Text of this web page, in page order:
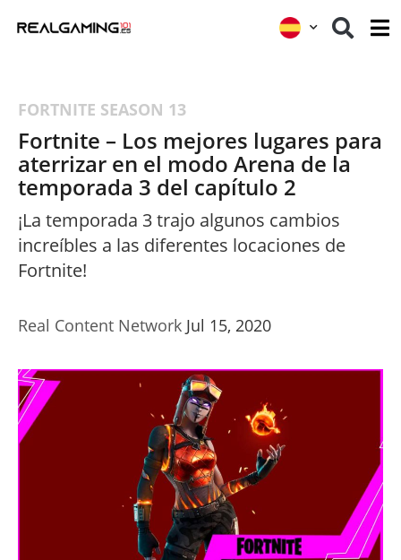
FORTNITE SEASON 13
Fortnite – Los mejores lugares para
aterrizar en el modo Arena de la
temporada 3 del capítulo 2
¡La temporada 3 trajo algunos cambios
increíbles a las diferentes locaciones de
Fortnite!
Real Content Network Jul 15, 2020